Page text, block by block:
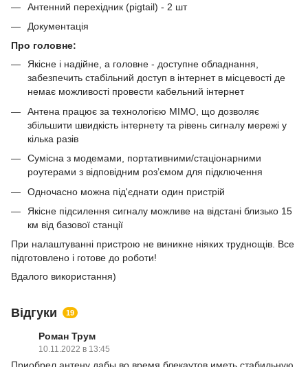
Антенний перехідник (pigtail) - 2 шт
Документація
Про головне:
Якісне і надійне, а головне - доступне обладнання,
забезпечить стабільний доступ в інтернет в місцевості де
немає можливості провести кабельний інтернет
Антена працює за технологією MIMO, що дозволяє
збільшити швидкість інтернету та рівень сигналу мережі у
кілька разів
Сумісна з модемами, портативними/стаціонарними
роутерами з відповідним розʼємом для підключення
Одночасно можна під'єднати один пристрій
Якісне підсилення сигналу можливе на відстані близько 15
км від базової станції
При налаштуванні пристрою не виникне ніяких труднощів. Все
підготовлено і готове до роботи!
Вдалого використання)
Відгуки 19
Роман Трум
10.11.2022 в 13:45